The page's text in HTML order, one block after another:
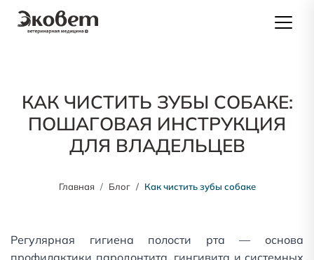
КАК ЧИСТИТЬ ЗУБЫ СОБАКЕ:
ПОШАГОВАЯ ИНСТРУКЦИЯ
ДЛЯ ВЛАДЕЛЬЦЕВ
Главная Блог Как чистить зубы собаке
Регулярная гигиена полости рта — основа
профилактики пародонтита, гингивита и системных